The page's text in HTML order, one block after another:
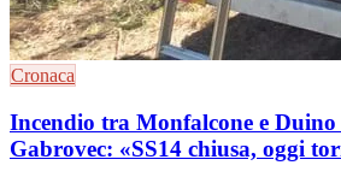
Cronaca
Incendio tra Monfalcone e
Gabrovec: «SS14 chiusa, oggi